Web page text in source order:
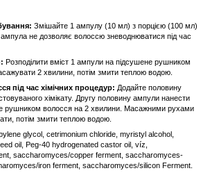
Змішайте 1 ампулу (10 мл) з порцією (100 мл)
не дозволяє волоссю зневоднюватися під час
Розподілити вміст 1 ампули на підсушене рушником
2 хвилини, потім змити теплою водою.
під час хімічних процедур: Додайте половину
хімікату. Другу половину ампули нанести
рушником волосся на 2 хвилини. Масажними рухами
потім змити теплою водою.
glycol, cetrimonium chloride, myristyl alcohol,
oil, Peg-40 hydrogenated castor oil, víz,
saccharomyces/copper ferment, saccharomyces-
iron ferment, saccharomyces/silicon Ferment.